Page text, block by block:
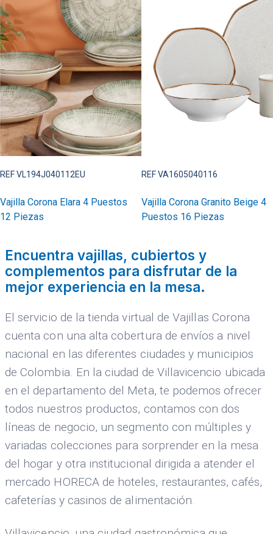
REF VL194J040112EU
Vajilla Corona Elara 4 Puestos
12 Piezas
REF VA1605040116
Vajilla Corona Granito Beige 4
Puestos 16 Piezas
Encuentra vajillas, cubiertos y
complementos para disfrutar de la
mejor experiencia en la mesa.
El servicio de la tienda virtual de Vajillas Corona
cuenta con una alta cobertura de envíos a nivel
nacional en las diferentes ciudades y municipios
de Colombia. En la ciudad de Villavicencio ubicada
en el departamento del Meta, te podemos ofrecer
todos nuestros productos, contamos con dos
líneas de negocio, un segmento con múltiples y
variadas colecciones para sorprender en la mesa
del hogar y otra institucional dirigida a atender el
mercado HORECA de hoteles, restaurantes, cafés,
cafeterías y casinos de alimentación.